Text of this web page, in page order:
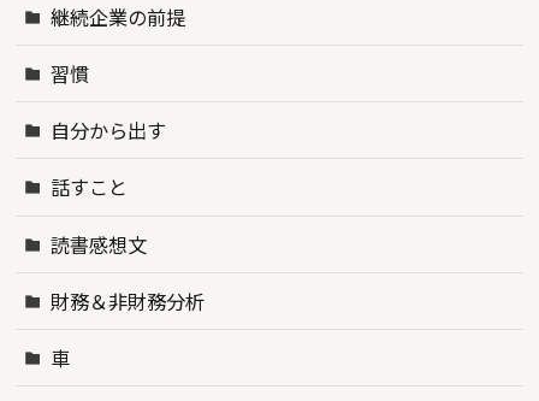
継続企業の前提
習慣
自分から出す
話すこと
読書感想文
財務＆非財務分析
車